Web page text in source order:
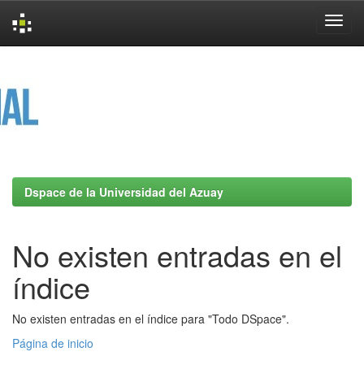
Dspace de la Universidad del Azuay
No existen entradas en el
índice
No existen entradas en el índice para "Todo DSpace".
Página de inicio